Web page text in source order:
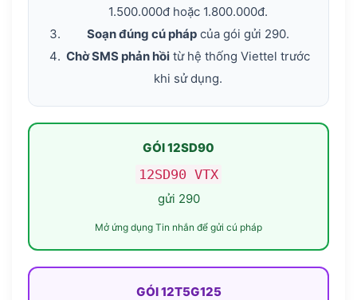
1.500.000đ hoặc 1.800.000đ.
Soạn đúng cú pháp của gói gửi 290.
Chờ SMS phản hồi từ hệ thống Viettel trước
khi sử dụng.
GÓI 12SD90
12SD90 VTX
gửi 290
Mở ứng dụng Tin nhắn để gửi cú pháp
GÓI 12T5G125